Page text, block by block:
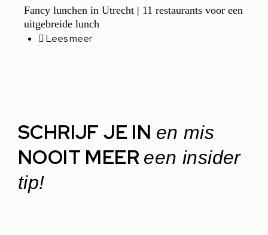
Fancy lunchen in Utrecht | 11 restaurants voor een
uitgebreide lunch
Lees meer
SCHRIJF JE IN en mis
NOOIT MEER een insider
tip!